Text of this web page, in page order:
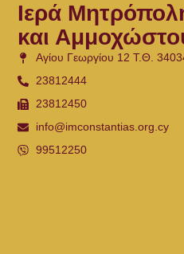
Ιερά
και
Αγίου Γεωργίου 12 Τ.Θ.
23812444
23812450
info@imconstantias.org.cy
99512250